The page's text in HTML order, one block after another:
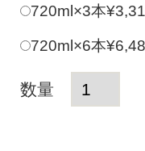
720ml×3本¥
720ml×6本¥